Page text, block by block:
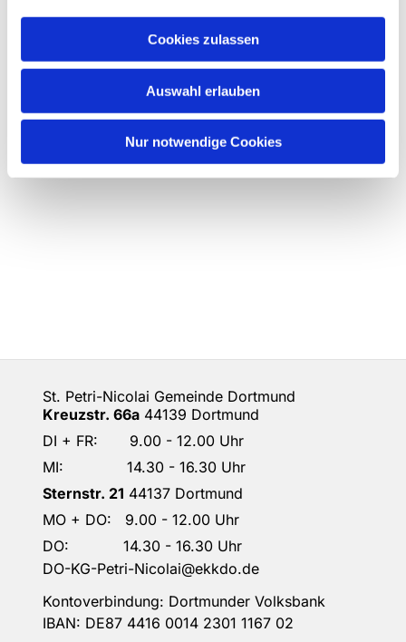
Cookies zulassen
Auswahl erlauben
Nur notwendige Cookies
St. Petri-Nicolai Gemeinde Dortmund
Kreuzstr. 66a 44139 Dortmund
DI + FR: 9.00 - 12.00 Uhr
MI: 14.30 - 16.30 Uhr
Sternstr. 21 44137 Dortmund
MO + DO: 9.00 - 12.00 Uhr
DO: 14.30 - 16.30 Uhr
DO-KG-Petri-Nicolai@ekkdo.de
Kontoverbindung: Dortmunder Volksbank
IBAN: DE87 4416 0014 2301 1167 02